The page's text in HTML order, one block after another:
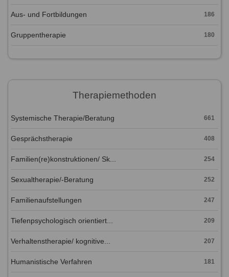
Aus- und Fortbildungen 186
Gruppentherapie 180
Therapiemethoden
Systemische Therapie/Beratung 661
Gesprächstherapie 408
Familien(re)konstruktionen/ Sk... 254
Sexualtherapie/-Beratung 252
Familienaufstellungen 247
Tiefenpsychologisch orientiert... 209
Verhaltenstherapie/ kognitive... 207
Humanistische Verfahren 181